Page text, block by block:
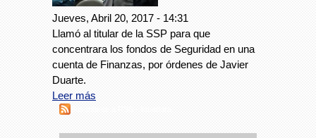
Jueves, Abril 20, 2017 - 14:31
Llamó al titular de la SSP para que
concentrara los fondos de Seguridad en una
cuenta de Finanzas, por órdenes de Javier
Duarte.
Leer más